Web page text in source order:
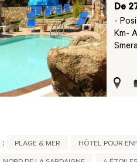
De
-
Km-
: PLAGE & MER HÔTEL POUR